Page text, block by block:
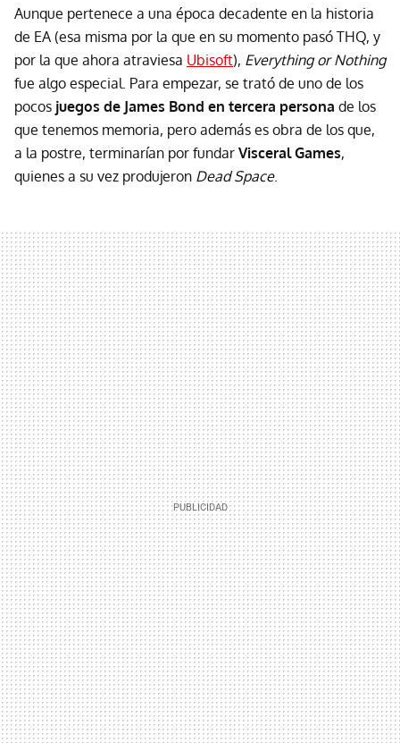
Aunque pertenece a una época decadente en la historia
de EA (esa misma por la que en su momento pasó THQ, y
por la que ahora atraviesa Ubisoft), Everything or Nothing
fue algo especial. Para empezar, se trató de uno de los
pocos juegos de James Bond en tercera persona de los
que tenemos memoria, pero además es obra de los que,
a la postre, terminarían por fundar Visceral Games,
quienes a su vez produjeron Dead Space.